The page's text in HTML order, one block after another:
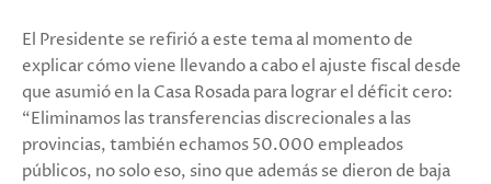
El Presidente se refirió a este tema al momento de
explicar cómo viene llevando a cabo el ajuste fiscal desde
que asumió en la Casa Rosada para lograr el déficit cero:
“Eliminamos las transferencias discrecionales a las
provincias, también echamos 50.000 empleados
públicos, no solo eso, sino que además se dieron de baja